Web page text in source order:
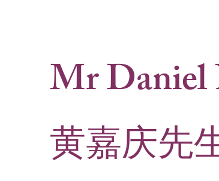
Mr Daniel
黄嘉庆先